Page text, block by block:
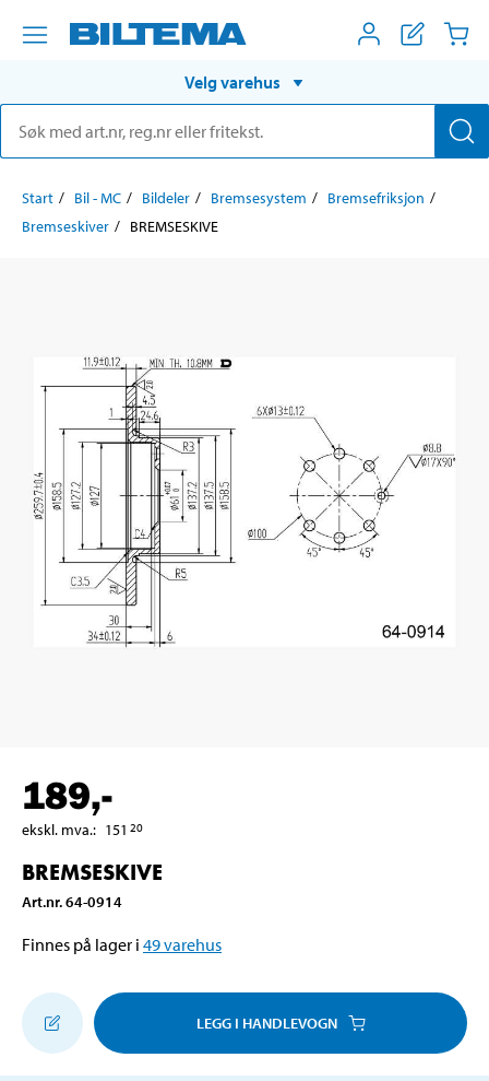
Velg varehus
Start Bil - MC Bildeler Bremsesystem
Bremsefriksjon
Bremseskiver
BREMSESKIVE
189,-
ekskl. mva.: 151 20
BREMSESKIVE
Art.nr.64-0914
Finnes på lager i 49varehus
LEGG I HANDLEVOGN